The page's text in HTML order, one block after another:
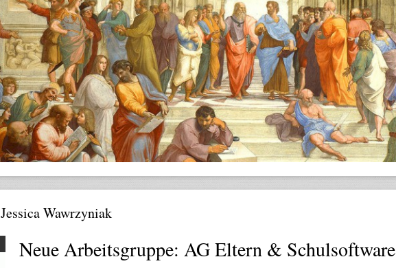
Jessica Wawrzyniak
Neue Arbeitsgruppe: AG Eltern & Schulsoftware